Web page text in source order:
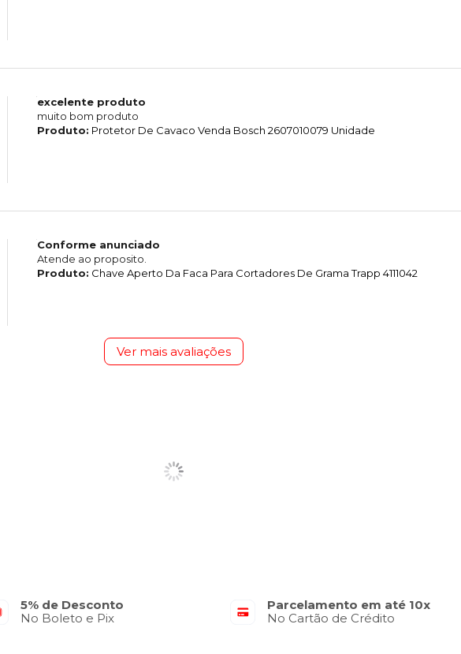
excelente produto
muito bom produto
Produto: Protetor De Cavaco Venda Bosch 2607010079 Unidade
Conforme anunciado
Atende ao proposito.
Produto: Chave Aperto Da Faca Para Cortadores De Grama Trapp 4111042
Ver mais avaliações
5% de Desconto
No Boleto e Pix
Parcelamento em até 10x
No Cartão de Crédito